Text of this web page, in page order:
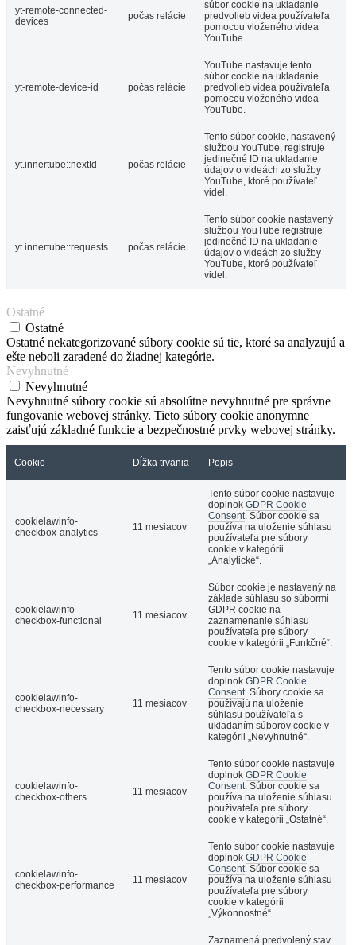
yt-remote-connected-
devices
počas relácie
súbor cookie na ukladanie
predvolieb videa používateľa
pomocou vloženého videa
YouTube.
yt-remote-device-id počas relácie
YouTube nastavuje tento
súbor cookie na ukladanie
predvolieb videa používateľa
pomocou vloženého videa
YouTube.
yt.innertube::nextId počas relácie
Tento súbor cookie, nastavený
službou YouTube, registruje
jedinečné ID na ukladanie
údajov o videách zo služby
YouTube, ktoré používateľ
videl.
yt.innertube::requests počas relácie
Tento súbor cookie nastavený
službou YouTube registruje
jedinečné ID na ukladanie
údajov o videách zo služby
YouTube, ktoré používateľ
videl.
Ostatné
Ostatné
Ostatné nekategorizované súbory cookie sú tie, ktoré sa analyzujú a
ešte neboli zaradené do žiadnej kategórie.
Nevyhnutné
Nevyhnutné
Nevyhnutné súbory cookie sú absolútne nevyhnutné pre správne
fungovanie webovej stránky. Tieto súbory cookie anonymne
zaisťujú základné funkcie a bezpečnostné prvky webovej stránky.
Cookie Dĺžka trvania Popis
cookielawinfo-
checkbox-analytics
11 mesiacov
Tento súbor cookie nastavuje
doplnok GDPR Cookie
Consent. Súbor cookie sa
používa na uloženie súhlasu
používateľa pre súbory
cookie v kategórii
„Analytické“.
cookielawinfo-
checkbox-functional
11 mesiacov
Súbor cookie je nastavený na
základe súhlasu so súbormi
GDPR cookie na
zaznamenanie súhlasu
používateľa pre súbory
cookie v kategórii „Funkčné“.
cookielawinfo-
checkbox-necessary
11 mesiacov
Tento súbor cookie nastavuje
doplnok GDPR Cookie
Consent. Súbory cookie sa
používajú na uloženie
súhlasu používateľa s
ukladaním súborov cookie v
kategórii „Nevyhnutné“.
cookielawinfo-
checkbox-others
11 mesiacov
Tento súbor cookie nastavuje
doplnok GDPR Cookie
Consent. Súbor cookie sa
používa na uloženie súhlasu
používateľa pre súbory
cookie v kategórii „Ostatné“.
cookielawinfo-
checkbox-performance
11 mesiacov
Tento súbor cookie nastavuje
doplnok GDPR Cookie
Consent. Súbor cookie sa
používa na uloženie súhlasu
používateľa pre súbory
cookie v kategórii
„Výkonnostné“.
Zaznamená predvolený stav